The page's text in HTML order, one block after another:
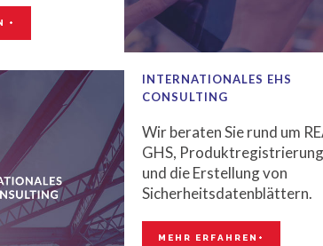
+
einen
- 24 Stunden
Woche, und
INTERNATIONALES EHS
CONSULTING
Wir beraten Sie rund um
GHS,
und die Erstellung von
Sicherheitsdatenblättern.
MEHR ERFAHREN+